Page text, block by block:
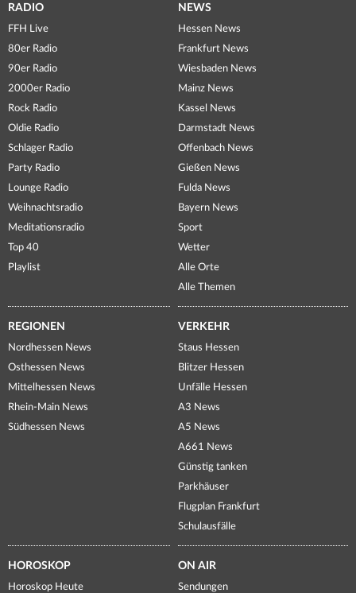
RADIO
FFH Live
80er Radio
90er Radio
2000er Radio
Rock Radio
Oldie Radio
Schlager Radio
Party Radio
Lounge Radio
Weihnachtsradio
Meditationsradio
Top 40
Playlist
NEWS
Hessen News
Frankfurt News
Wiesbaden News
Mainz News
Kassel News
Darmstadt News
Offenbach News
Gießen News
Fulda News
Bayern News
Sport
Wetter
Alle Orte
Alle Themen
REGIONEN
Nordhessen News
Osthessen News
Mittelhessen News
Rhein-Main News
Südhessen News
VERKEHR
Staus Hessen
Blitzer Hessen
Unfälle Hessen
A3 News
A5 News
A661 News
Günstig tanken
Parkhäuser
Flugplan Frankfurt
Schulausfälle
HOROSKOP
Horoskop Heute
ON AIR
Sendungen